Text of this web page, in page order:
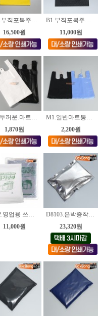
16,500원
11,000원
1,870원
2,200원
11,000원
23,320원